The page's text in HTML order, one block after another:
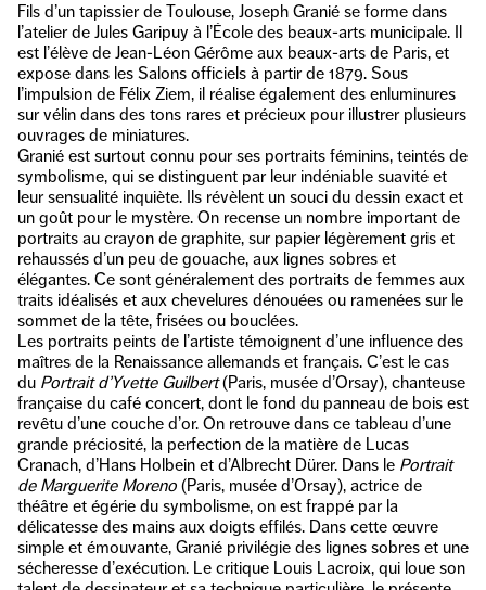
Fils d’un tapissier de Toulouse, Joseph Granié se forme dans
l’atelier de Jules Garipuy à l’École des beaux-arts municipale. Il
est l’élève de Jean-Léon Gérôme aux beaux-arts de Paris, et
expose dans les Salons officiels à partir de 1879. Sous
l’impulsion de Félix Ziem, il réalise également des enluminures
sur vélin dans des tons rares et précieux pour illustrer plusieurs
ouvrages de miniatures.
Granié est surtout connu pour ses portraits féminins, teintés de
symbolisme, qui se distinguent par leur indéniable suavité et
leur sensualité inquiète. Ils révèlent un souci du dessin exact et
un goût pour le mystère. On recense un nombre important de
portraits au crayon de graphite, sur papier légèrement gris et
rehaussés d’un peu de gouache, aux lignes sobres et
élégantes. Ce sont généralement des portraits de femmes aux
traits idéalisés et aux chevelures dénouées ou ramenées sur le
sommet de la tête, frisées ou bouclées.
Les portraits peints de l’artiste témoignent d’une influence des
maîtres de la Renaissance allemands et français. C’est le cas
du Portrait d’Yvette Guilbert(Paris, musée d’Orsay), chanteuse
française du café concert, dont le fond du panneau de bois est
revêtu d’une couche d’or. On retrouve dans ce tableau d’une
grande préciosité, la perfection de la matière de Lucas
Cranach, d’Hans Holbein et d’Albrecht Dürer. Dans le Portrait
de Marguerite Moreno (Paris, musée d’Orsay), actrice de
théâtre et égérie du symbolisme, on est frappé par la
délicatesse des mains aux doigts effilés. Dans cette œuvre
simple et émouvante, Granié privilégie des lignes sobres et une
sécheresse d’exécution. Le critique Louis Lacroix, qui loue son